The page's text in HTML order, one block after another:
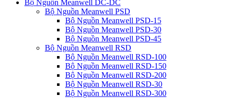
Bộ Nguồn Meanwell DC-DC
Bộ Nguồn Meanwell PSD
Bộ Nguồn Meanwell PSD-15
Bộ Nguồn Meanwell PSD-30
Bộ Nguồn Meanwell PSD-45
Bộ Nguồn Meanwell RSD
Bộ Nguồn Meanwell RSD-100
Bộ Nguồn Meanwell RSD-150
Bộ Nguồn Meanwell RSD-200
Bộ Nguồn Meanwell RSD-30
Bộ Nguồn Meanwell RSD-300